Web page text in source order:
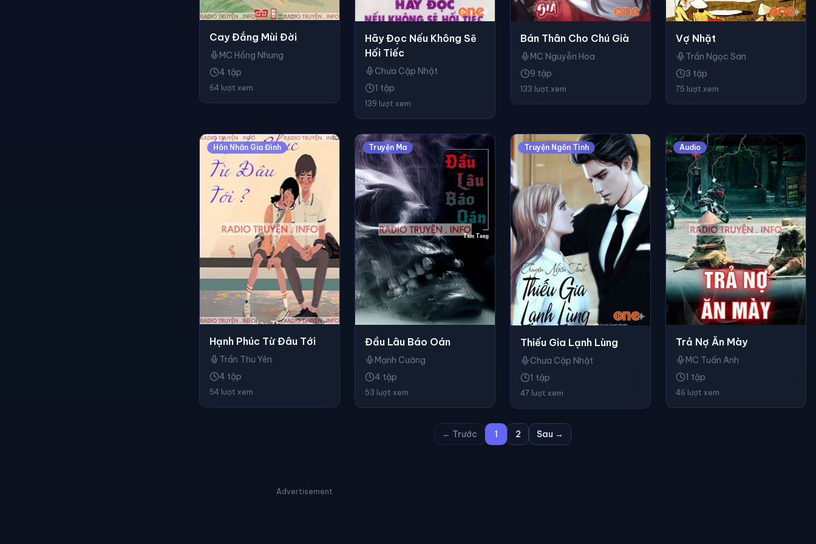
Cay Đắng Mùi Đời
MC Hồng Nhung
4 tập
64 lượt xem
Hãy Đọc Nếu Không Sẽ
Hối Tiếc
Chưa Cập Nhật
1 tập
139 lượt xem
Bán Thân Cho Chú Già
MC Nguyễn Hoa
9 tập
133 lượt xem
Vợ Nhặt
Trần Ngọc San
3 tập
75 lượt xem
Hôn Nhân Gia Đình
Hạnh Phúc Từ Đâu Tới
Trần Thu Yên
4 tập
54 lượt xem
Truyện Ma
Đầu Lâu Báo Oán
Mạnh Cường
4 tập
53 lượt xem
Truyện Ngôn Tình
Thiếu Gia Lạnh Lùng
Chưa Cập Nhật
1 tập
47 lượt xem
Audio
Trả Nợ Ăn Mày
MC Tuấn Anh
1 tập
46 lượt xem
← Trước 1 2 Sau →
Advertisement